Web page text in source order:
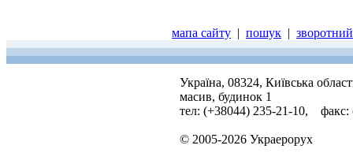
мапа сайту | пошук |
Україна, 08324, Київська
масив, будинок 1
тел: (+38044) 235-21-10, факс:
© 2005-2026 Украерорух